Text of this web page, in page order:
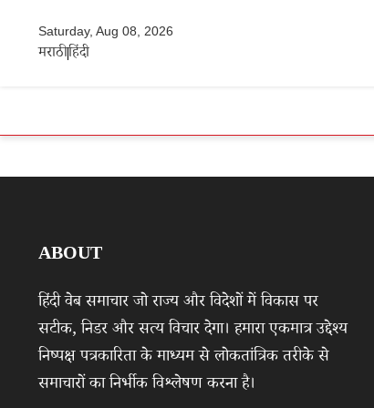
Saturday, Aug 08, 2026
मराठीहिंदी
ABOUT
हिंदी वेब समाचार जो राज्य और विदेशों में विकास पर
सटीक, निडर और सत्य विचार देगा। हमारा एकमात्र उद्देश्य
निष्पक्ष पत्रकारिता के माध्यम से लोकतांत्रिक तरीके से
समाचारों का निर्भीक विश्लेषण करना है।